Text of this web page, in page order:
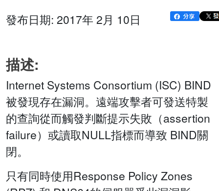
發布日期: 2017年 2月 10日
描述:
Internet Systems Consortium (ISC) BIND
被發現存在漏洞。遠端攻擊者可發送特製
的查詢從而觸發判斷提示失敗（assertion
failure）或讀取NULL指標而導致 BIND關
閉。
只有同時使用Response Policy Zones